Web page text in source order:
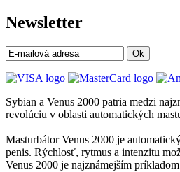
Newsletter
Ok
Sybian a Venus 2000 patria medzi
revolúciu v oblasti automatických
Masturbátor Venus 2000 je
penis. Rýchlosť, rytmus a intenzitu
Venus 2000 je najznámejším